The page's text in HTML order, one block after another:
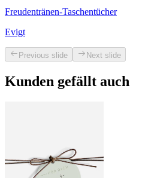
Freudentränen-Taschentücher
Evigt
Previous slide Next slide
Kunden gefällt auch